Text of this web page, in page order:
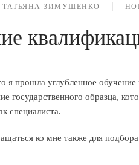
ТАТЬЯНА ЗИМУШЕНКО
я прошла углубленное
государственного образца,
специалиста.
ко мне также для